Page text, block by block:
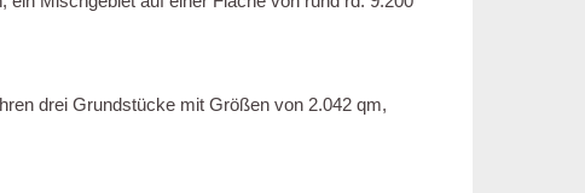
drei Grundstücke mit Größen von 2.042 qm,